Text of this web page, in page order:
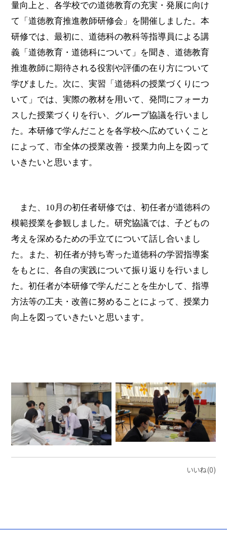
量向上と、各学校での道徳教育の充実・発展に向け
て「道徳教育推進教師研修会」を開催しました。本
研修では、最初に、道徳科の教科等指導員による講
義「道徳教育・道徳科について」を聞き、道徳教育
推進教師に期待される役割や評価の在り方について
学びました。次に、実習「道徳科の授業づくりにつ
いて」では、実際の教材を用いて、発問にフォーカ
スした授業づくりを行い、グループ協議を行いまし
た。本研修で学んだことを各学校へ広めていくこと
によって、市全体の授業改善・授業力向上を図って
いきたいと思います。
また、 10 月の初任者研修では、初任者が道徳科の
模範授業を参観しました。研究協議では、子どもの
考えを深めるための手立てについて話し合いまし
た。また、初任者が持ち寄った道徳科の学習指導案
をもとに、各自の実践について振り返りを行いまし
た。初任者が本研修で学んだことを生かして、指導
方法等の工夫・改善に努めることによって、授業力
向上を図っていきたいと思います。
いいね(0)